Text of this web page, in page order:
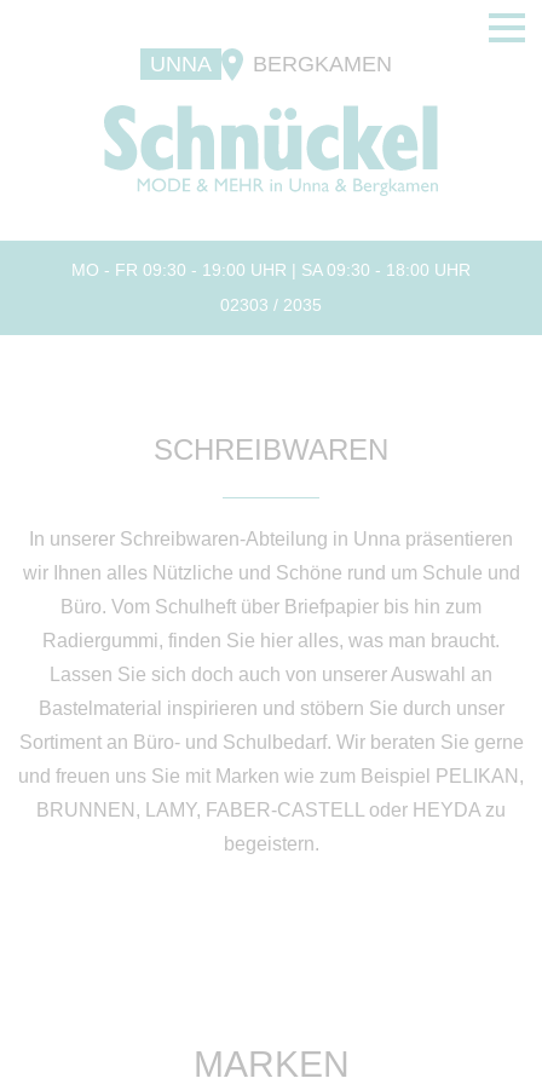
UNNA BERGKAMEN
MO - FR 09:30 - 19:00 UHR | SA 09:30 - 18:00 UHR
02303 / 2035
SCHREIBWAREN
In unserer Schreibwaren-Abteilung in Unna präsentieren
wir Ihnen alles Nützliche und Schöne rund um Schule und
Büro. Vom Schulheft über Briefpapier bis hin zum
Radiergummi, finden Sie hier alles, was man braucht.
Lassen Sie sich doch auch von unserer Auswahl an
Bastelmaterial inspirieren und stöbern Sie durch unser
Sortiment an Büro- und Schulbedarf. Wir beraten Sie gerne
und freuen uns Sie mit Marken wie zum Beispiel PELIKAN,
BRUNNEN, LAMY, FABER-CASTELL oder HEYDA zu
begeistern.
MARKEN